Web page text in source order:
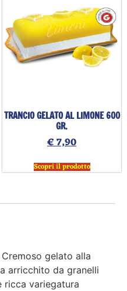
TRANCIO GELATO AL LIMONE 600
GR.
€7,90
Scopri il prodotto
Cremoso gelato alla
arricchito da granelli
variegatura